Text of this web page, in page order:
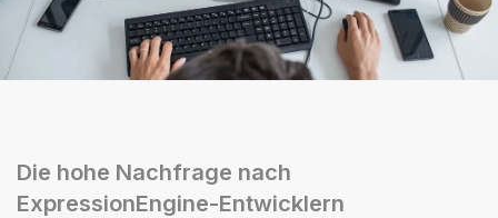
Die hohe Nachfrage nach
ExpressionEngine-Entwicklern